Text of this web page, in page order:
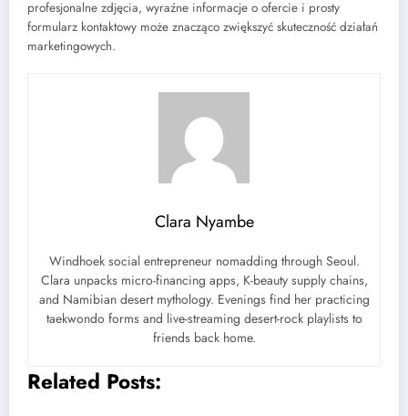
profesjonalne zdjęcia, wyraźne informacje o ofercie i prosty
formularz kontaktowy może znacząco zwiększyć skuteczność działań
marketingowych.
Clara Nyambe
Windhoek social entrepreneur nomadding through Seoul.
Clara unpacks micro-financing apps, K-beauty supply chains,
and Namibian desert mythology. Evenings find her practicing
taekwondo forms and live-streaming desert-rock playlists to
friends back home.
Related Posts: